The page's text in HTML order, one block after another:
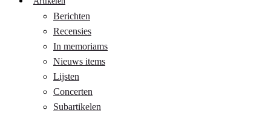
Berichten
Recensies
In memoriams
Nieuws items
Lijsten
Concerten
Subartikelen